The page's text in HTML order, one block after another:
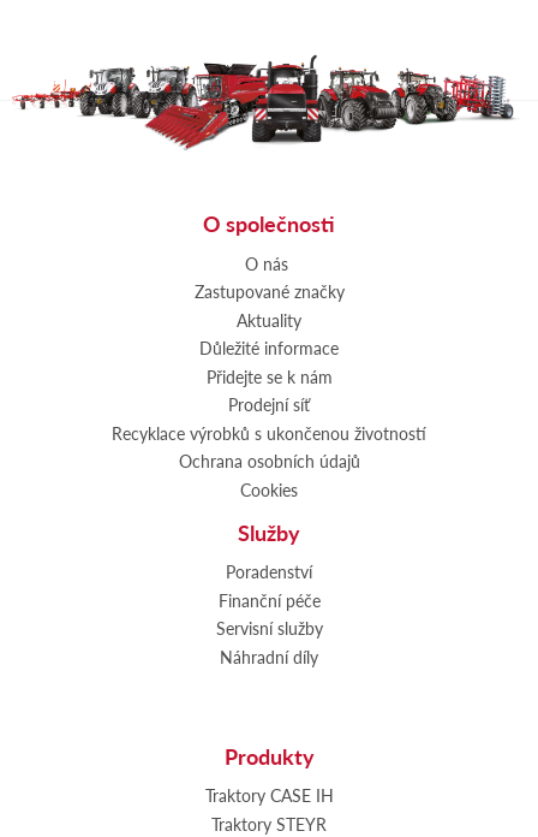
O společnosti
O nás
Zastupované značky
Aktuality
Důležité informace
Přidejte se k nám
Prodejní síť
Recyklace výrobků s ukončenou životností
Ochrana osobních údajů
Cookies
Služby
Poradenství
Finanční péče
Servisní služby
Náhradní díly
Produkty
Traktory CASE IH
Traktory STEYR